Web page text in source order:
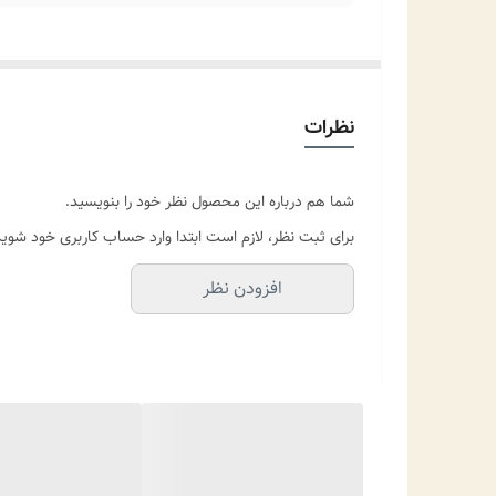
نظرات
شما هم درباره این محصول نظر خود را بنویسید.
برای ثبت نظر، لازم است ابتدا وارد حساب کاربری خود
افزودن نظر